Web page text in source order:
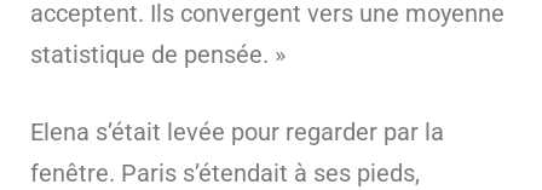
acceptent. Ils convergent vers une moyenne
statistique de pensée. »
Elena s’était levée pour regarder par la
fenêtre. Paris s’étendait à ses pieds,